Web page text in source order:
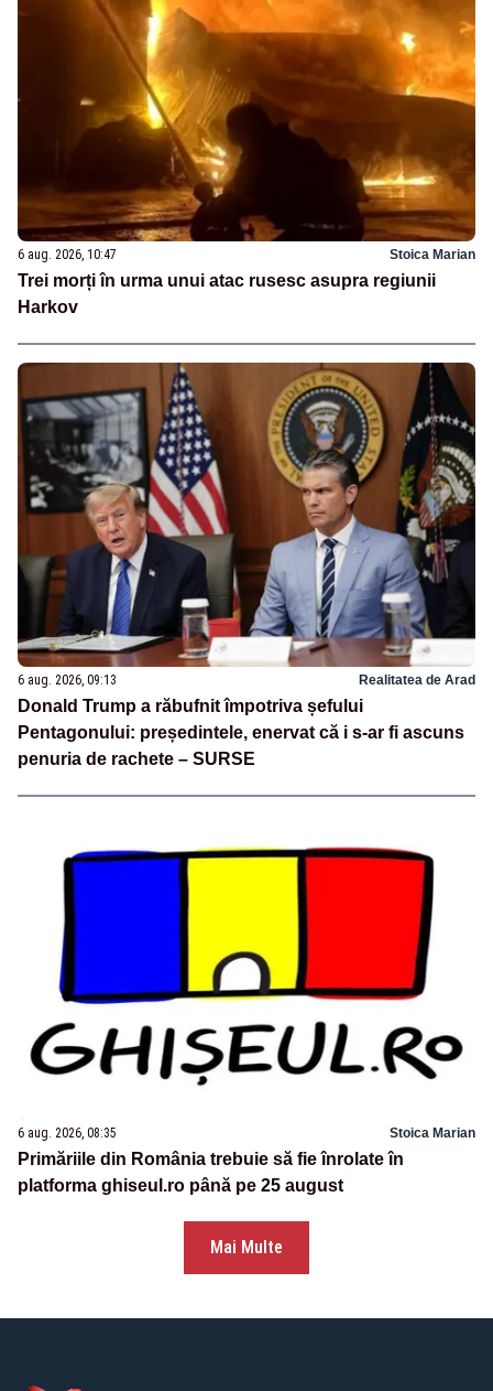
6 aug. 2026, 10:47 Stoica Marian
Trei morți în urma unui atac rusesc asupra regiunii
Harkov
6 aug. 2026, 09:13 Realitatea de Arad
Donald Trump a răbufnit împotriva șefului
Pentagonului: președintele, enervat că i s-ar fi ascuns
penuria de rachete – SURSE
6 aug. 2026, 08:35 Stoica Marian
Primăriile din România trebuie să fie înrolate în
platforma ghiseul.ro până pe 25 august
Mai Multe